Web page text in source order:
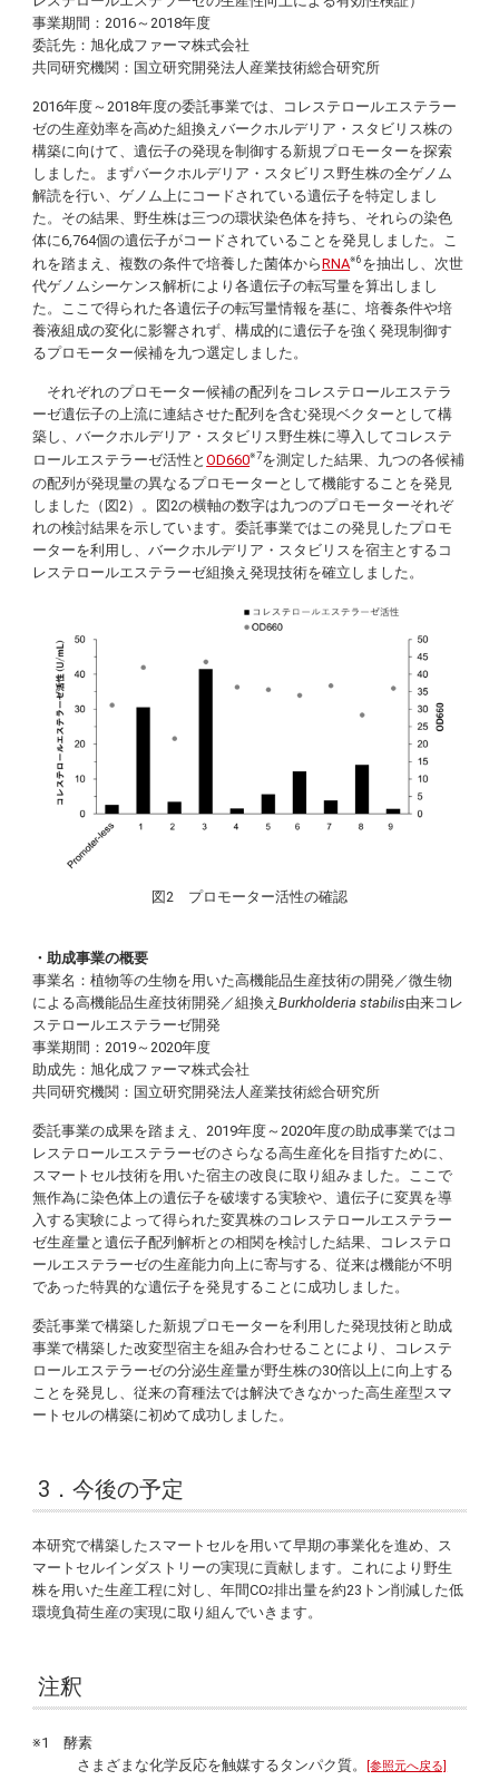
事業期間：2016～2018年度
委託先：旭化成ファーマ株式会社
共同研究機関：国立研究開発法人産業技術総合研究所
2016年度～2018年度の委託事業では、コレステロールエステラー
ゼの生産効率を高めた組換えバークホルデリア・スタビリス株の
構築に向けて、遺伝子の発現を制御する新規プロモーターを探索
しました。まずバークホルデリア・スタビリス野生株の全ゲノム
解読を行い、ゲノム上にコードされている遺伝子を特定しまし
た。その結果、野生株は三つの環状染色体を持ち、それらの染色
体に6,764個の遺伝子がコードされていることを発見しました。こ
れを踏まえ、複数の条件で培養した菌体からRNA※6 を抽出し、次世
代ゲノムシーケンス解析により各遺伝子の転写量を算出しまし
た。ここで得られた各遺伝子の転写量情報を基に、培養条件や培
養液組成の変化に影響されず、構成的に遺伝子を強く発現制御す
るプロモーター候補を九つ選定しました。
それぞれのプロモーター候補の配列をコレステロールエステラ
ーゼ遺伝子の上流に連結させた配列を含む発現ベクターとして構
築し、バークホルデリア・スタビリス野生株に導入してコレステ
ロールエステラーゼ活性とOD660※7を測定した結果、九つの各候補
の配列が発現量の異なるプロモーターとして機能することを発見
しました（図2）。図2の横軸の数字は九つのプロモーターそれぞ
れの検討結果を示しています。委託事業ではこの発見したプロモ
ーターを利用し、バークホルデリア・スタビリスを宿主とするコ
レステロールエステラーゼ組換え発現技術を確立しました。
図2 プロモーター活性の確認
・助成事業の概要
事業名：植物等の生物を用いた高機能品生産技術の開発／微生物
による高機能品生産技術開発／組換えBurkholderia stabilis由来コレ
ステロールエステラーゼ開発
事業期間：2019～2020年度
助成先：旭化成ファーマ株式会社
共同研究機関：国立研究開発法人産業技術総合研究所
委託事業の成果を踏まえ、2019年度～2020年度の助成事業ではコ
レステロールエステラーゼのさらなる高生産化を目指すために、
スマートセル技術を用いた宿主の改良に取り組みました。ここで
無作為に染色体上の遺伝子を破壊する実験や、遺伝子に変異を導
入する実験によって得られた変異株のコレステロールエステラー
ゼ生産量と遺伝子配列解析との相関を検討した結果、コレステロ
ールエステラーゼの生産能力向上に寄与する、従来は機能が不明
であった特異的な遺伝子を発見することに成功しました。
委託事業で構築した新規プロモーターを利用した発現技術と助成
事業で構築した改変型宿主を組み合わせることにより、コレステ
ロールエステラーゼの分泌生産量が野生株の30倍以上に向上する
ことを発見し、従来の育種法では解決できなかった高生産型スマ
ートセルの構築に初めて成功しました。
3．今後の予定
本研究で構築したスマートセルを用いて早期の事業化を進め、ス
マートセルインダストリーの実現に貢献します。これにより野生
株を用いた生産工程に対し、年間CO2排出量を約23トン削減した低
環境負荷生産の実現に取り組んでいきます。
注釈
※1 酵素
さまざまな化学反応を触媒するタンパク質。
[参照元へ戻る]